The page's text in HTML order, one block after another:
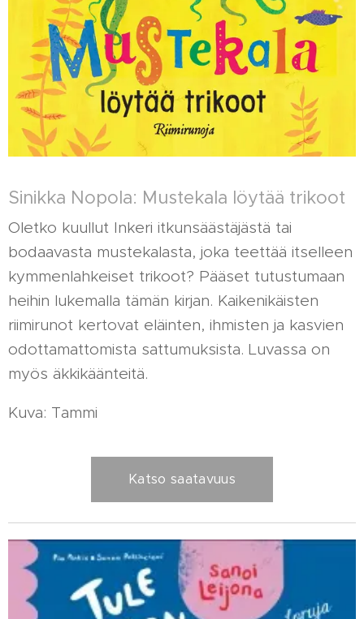
Sinikka Nopola: Mustekala löytää trikoot
Oletko kuullut Inkeri itkunsäästäjästä tai
bodaavasta mustekalasta, joka teettää itselleen
kymmenlahkeiset trikoot? Pääset tutustumaan
heihin lukemalla tämän kirjan. Kaikenikäisten
riimirunot kertovat eläinten, ihmisten ja kasvien
odottamattomista sattumuksista. Luvassa on
myös äkkikäänteitä.
Kuva: Tammi
Katso saatavuus